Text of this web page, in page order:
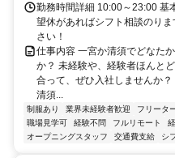
勤務時間詳細 10:00～23:00 基
望休があればシフト相談のり
さい！
仕事内容 一宮か清須でどなた
か？ 未経験や、経験者ほんと
合って、ぜひ入社しませんか
清須...
制服あり 業界未経験者歓迎 フリータ
職場見学可
経験不問 フルリモート
オープニングスタッフ
交通費支給 シ